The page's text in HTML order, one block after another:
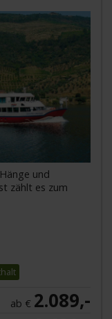
und
zählt es zum
ab € 2.089,-